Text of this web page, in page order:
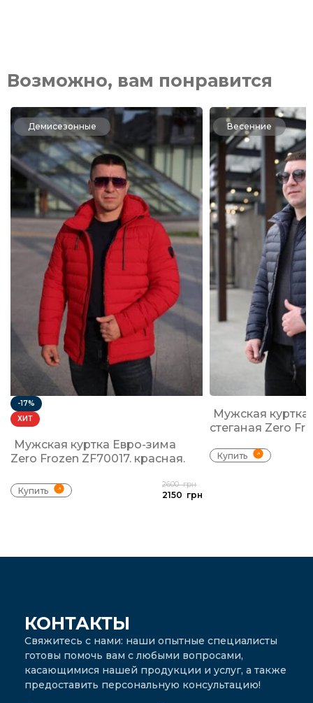
Возможно, вам понравится
Демисезонные
-17%
ХИТ
Мужская куртка Евро-зима
Zero Frozen ZF70017. красная.
Купить
2600грн
2150 грн
Весенние
Мужская
стеганая Zero
Купить
КОНТАКТЫ
Свяжитесь с нами: наши опытные специалисты
готовы помочь вам с любыми вопросами,
касающимися нашей продукции и услуг, а также
предоставить персональную консультацию!